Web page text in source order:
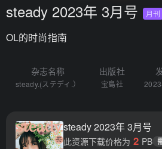
steady 2023年 3月号 月刊
OL的时尚指南
杂志名称
steady.(ステディ.）
出版社
宝島社
steady 2023年 3月号
此资源下载价格为 2 PB